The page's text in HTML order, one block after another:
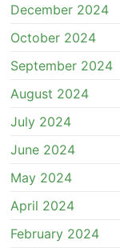
December 2024
October 2024
September 2024
August 2024
July 2024
June 2024
May 2024
April 2024
February 2024